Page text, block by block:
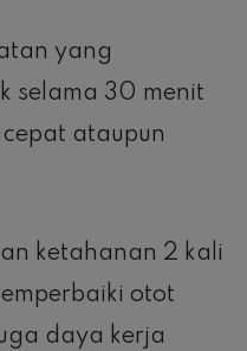
yang
selama 30 menit
ataupun
ketahanan 2 kali
otot
daya kerja